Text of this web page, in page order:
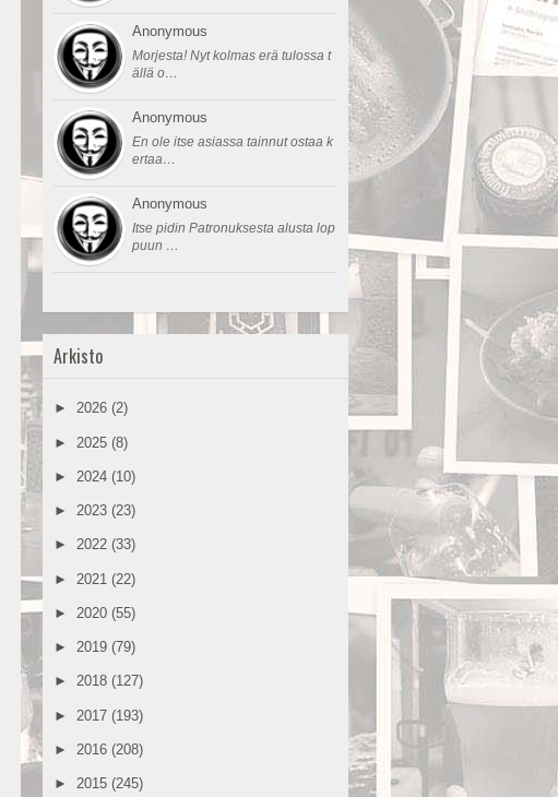
Anonymous
Morjesta! Nyt kolmas erä tulossa t
ällä o…
Anonymous
En ole itse asiassa tainnut ostaa k
ertaa…
Anonymous
Itse pidin Patronuksesta alusta lop
puun …
Arkisto
► 2026 (2)
► 2025 (8)
► 2024 (10)
► 2023 (23)
► 2022 (33)
► 2021 (22)
► 2020 (55)
► 2019 (79)
► 2018 (127)
► 2017 (193)
► 2016 (208)
► 2015 (245)